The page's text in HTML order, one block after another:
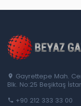
Gayrettepe Mah.
Blk. No:25 Beşiktaş
+90 212 333 33 00